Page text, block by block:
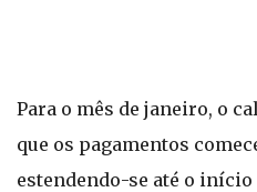
Para o mês de janeiro, o
que os pagamentos
estendendo-se até o